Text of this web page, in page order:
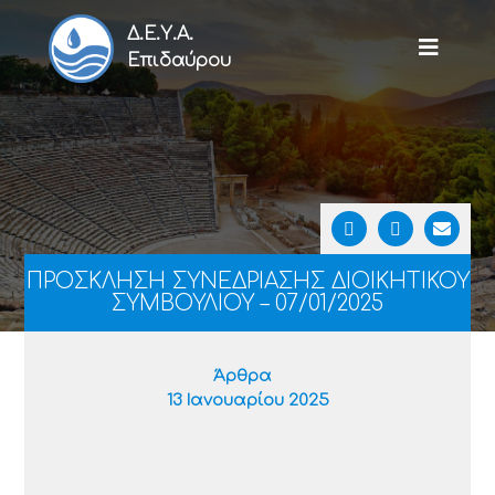
Δ.Ε.Υ.Α.
Επιδαύρου
ΠΡΟΣΚΛΗΣΗ ΣΥΝΕΔΡΙΑΣΗΣ ΔΙΟΙΚΗΤΙΚΟΥ
ΣΥΜΒΟΥΛΙΟΥ – 07/01/2025
Άρθρα
13 Ιανουαρίου 2025